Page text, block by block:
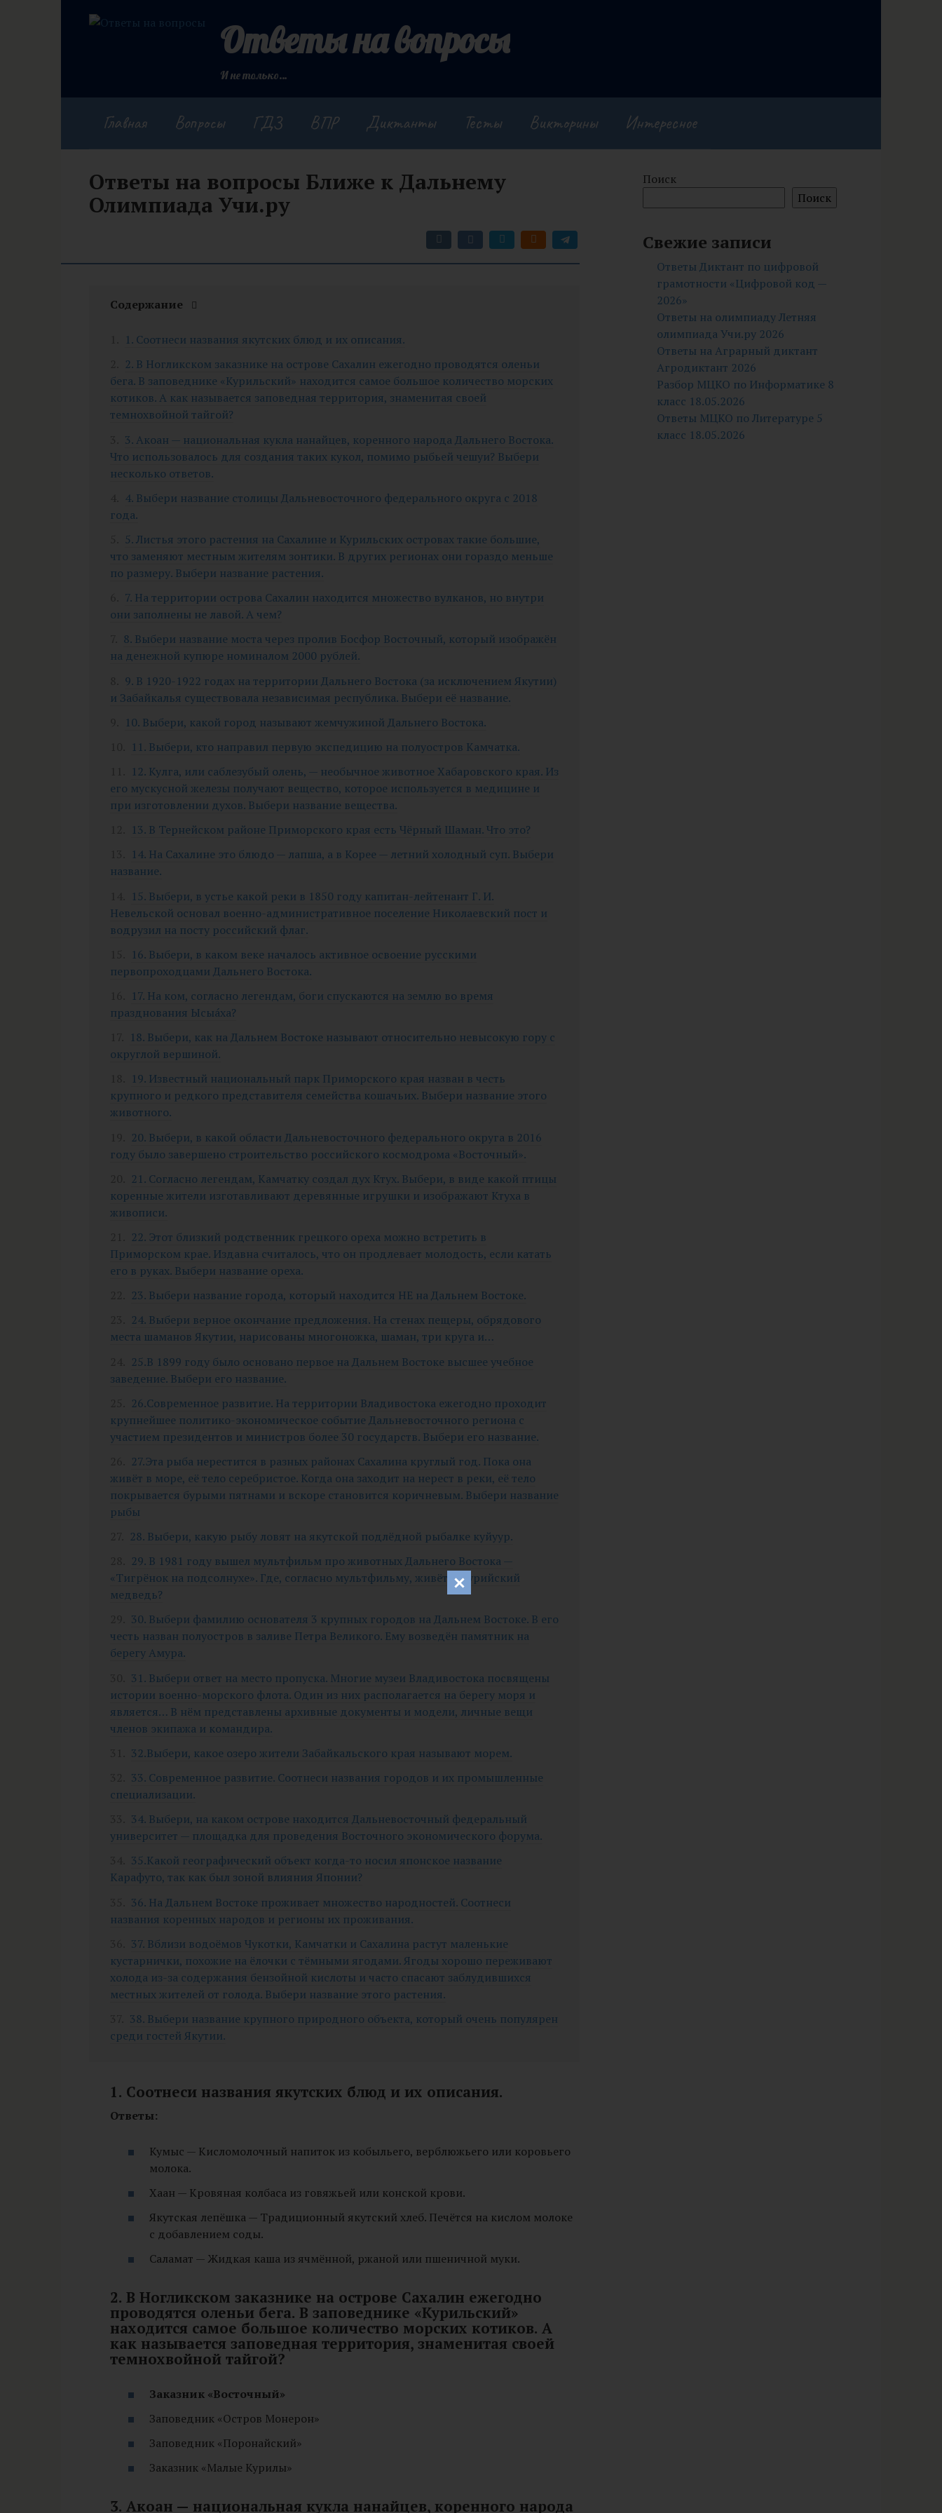
Ответы на вопросы
И не только…
Главная Вопросы ГДЗ ВПР Диктанты Тесты Викторины Интересное
Ответы на вопросы Ближе к Дальнему
Олимпиада Учи.ру
Содержание
1. Соотнеси названия якутских блюд и их описания.
2. В Ногликском заказнике на острове Сахалин ежегодно проводятся оленьи
бега. В заповеднике «Курильский» находится самое большое количество морских
котиков. А как называется заповедная территория, знаменитая своей
темнохвойной тайгой?
3. Акоан — национальная кукла нанайцев, коренного народа Дальнего Востока.
Что использовалось для создания таких кукол, помимо рыбьей чешуи? Выбери
несколько ответов.
4. Выбери название столицы Дальневосточного федерального округа с 2018
года.
5. Листья этого растения на Сахалине и Курильских островах такие большие,
что заменяют местным жителям зонтики. В других регионах они гораздо меньше
по размеру. Выбери название растения.
7. На территории острова Сахалин находится множество вулканов, но внутри
они заполнены не лавой. А чем?
8. Выбери название моста через пролив Босфор Восточный, который изображён
на денежной купюре номиналом 2000 рублей.
9. В 1920-1922 годах на территории Дальнего Востока (за исключением Якутии)
и Забайкалья существовала независимая республика. Выбери её название.
10. Выбери, какой город называют жемчужиной Дальнего Востока.
11. Выбери, кто направил первую экспедицию на полуостров Камчатка.
12. Кулга, или саблезубый олень, — необычное животное Хабаровского края. Из
его мускусной железы получают вещество, которое используется в медицине и
при изготовлении духов. Выбери название вещества.
13. В Тернейском районе Приморского края есть Чёрный Шаман. Что это?
14. На Сахалине это блюдо — лапша, а в Корее — летний холодный суп. Выбери
название.
15. Выбери, в устье какой реки в 1850 году капитан-лейтенант Г. И.
Невельской основал военно-административное поселение Николаевский пост и
водрузил на посту российский флаг.
16. Выбери, в каком веке началось активное освоение русскими
первопроходцами Дальнего Востока.
17. На ком, согласно легендам, боги спускаются на землю во время
празднования Ысыáха?
18. Выбери, как на Дальнем Востоке называют относительно невысокую гору с
округлой вершиной.
19. Известный национальный парк Приморского края назван в честь
крупного и редкого представителя семейства кошачьих. Выбери название этого
животного.
20. Выбери, в какой области Дальневосточного федерального округа в 2016
году было завершено строительство российского космодрома «Восточный».
21. Согласно легендам, Камчатку создал дух Ктух. Выбери, в виде какой птицы
коренные жители изготавливают деревянные игрушки и изображают Ктуха в
живописи.
22. Этот близкий родственник грецкого ореха можно встретить в
Приморском крае. Издавна считалось, что он продлевает молодость, если катать
его в руках. Выбери название ореха.
23. Выбери название города, который находится НЕ на Дальнем Востоке.
24. Выбери верное окончание предложения. На стенах пещеры, обрядового
места шаманов Якутии, нарисованы многоножка, шаман, три круга и…
25.В 1899 году было основано первое на Дальнем Востоке высшее учебное
заведение. Выбери его название.
26.Современное развитие. На территории Владивостока ежегодно проходит
крупнейшее политико-экономическое событие Дальневосточного региона с
участием президентов и министров более 30 государств. Выбери его название.
27.Эта рыба нерестится в разных районах Сахалина круглый год. Пока она
живёт в море, её тело серебристое. Когда она заходит на нерест в реки, её тело
покрывается бурыми пятнами и вскоре становится коричневым. Выбери название
рыбы
28. Выбери, какую рыбу ловят на якутской подлёдной рыбалке куйуур.
29. В 1981 году вышел мультфильм про животных Дальнего Востока —
«Тигрёнок на подсолнухе». Где, согласно мультфильму, живёт уссурийский
медведь?
30. Выбери фамилию основателя 3 крупных городов на Дальнем Востоке. В его
честь назван полуостров в заливе Петра Великого. Ему возведён памятник на
берегу Амура.
31. Выбери ответ на место пропуска. Многие музеи Владивостока посвящены
истории военно-морского флота. Один из них располагается на берегу моря и
является… В нём представлены архивные документы и модели, личные вещи
членов экипажа и командира.
32.Выбери, какое озеро жители Забайкальского края называют морем.
33. Современное развитие. Соотнеси названия городов и их промышленные
специализации.
34. Выбери, на каком острове находится Дальневосточный федеральный
университет — площадка для проведения Восточного экономического форума.
35.Какой географический объект когда-то носил японское название
Карафуто, так как был зоной влияния Японии?
36. На Дальнем Востоке проживает множество народностей. Соотнеси
названия коренных народов и регионы их проживания.
37. Вблизи водоёмов Чукотки, Камчатки и Сахалина растут маленькие
кустарнички, похожие на ёлочки с тёмными ягодами. Ягоды хорошо переживают
холода из-за содержания бензойной кислоты и часто спасают заблудившихся
местных жителей от голода. Выбери название этого растения.
38. Выбери название крупного природного объекта, который очень популярен
среди гостей Якутии.
1. Соотнеси названия якутских блюд и их описания.
Ответы:
Кумыс — Кисломолочный напиток из кобыльего, верблюжьего или коровьего
молока.
Хаан — Кровяная колбаса из говяжьей или конской крови.
Якутская лепёшка — Традиционный якутский хлеб. Печётся на кислом молоке
с добавлением соды.
Саламат — Жидкая каша из ячмённой, ржаной или пшеничной муки.
2. В Ногликском заказнике на острове Сахалин ежегодно
проводятся оленьи бега. В заповеднике «Курильский»
находится самое большое количество морских котиков. А
как называется заповедная территория, знаменитая своей
темнохвойной тайгой?
Заказник «Восточный»
Заповедник «Остров Монерон»
Заповедник «Поронайский»
Заказник «Малые Курилы»
3. Акоан — национальная кукла нанайцев, коренного народа
Поиск
Поиск
Свежие записи
Ответы Диктант по цифровой
грамотности «Цифровой код —
2026»
Ответы на олимпиаду Летняя
олимпиада Учи.ру 2026
Ответы на Аграрный диктант
Агродиктант 2026
Разбор МЦКО по Информатике 8
класс 18.05.2026
Ответы МЦКО по Литературе 5
класс 18.05.2026